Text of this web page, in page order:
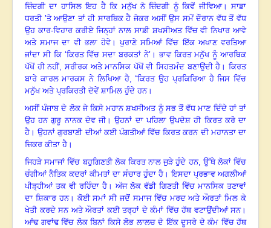
ਜ਼ਿੰਦਗੀ ਦਾ ਹਾਸਿਲ ਇਹ ਹੈ ਕਿ ਮਨੁੱਖ ਨੇ ਜ਼ਿੰਦਗੀ ਨੂੰ ਕਿਵੇਂ ਜੀਵਿਆ।ਸਾਡਾ
ਧਰਤੀ ’ਤੇ ਆਉਣਾ ਤਾਂ ਹੀ ਸਾਰਥਿਕ ਹੈ ਜੇਕਰ ਅਸੀਂ ਉਸ ਸਮੇਂ ਦੌਰਾਨ ਵੱਧ ਤੋਂ ਵੱਧ
ਉਹ ਕਾਰ-ਵਿਹਾਰ ਕਰੀਏ ਜਿਨ੍ਹਾਂ ਨਾਲ ਸਾਡੀ ਸ਼ਖਸੀਅਤ ਵਿੱਚ ਵੀ ਨਿਖਾਰ ਆਵੇ
ਅਤੇ ਸਮਾਜ ਦਾ ਵੀ ਭਲਾ ਹੋਵੇ।ਪੁਰਾਣੇ ਸਮਿਆਂ ਵਿੱਚ ਇੱਕ ਅਖਾਣ ਵਰਤਿਆ
ਜਾਂਦਾ ਸੀ ਕਿ ‘ਕਿਰਤ ਵਿੱਚ ਸਦਾ ਬਰਕਤਾਂ ਨੇ’। ਭਾਵ ਕਿਰਤ ਮਨੁੱਖ ਨੂੰ ਆਰਥਿਕ
ਪੱਖੋਂ ਹੀ ਨਹੀਂ, ਸਰੀਰਕ ਅਤੇ ਮਾਨਸਿਕ ਪੱਖੋਂ ਵੀ ਸਿਹਤਮੰਦ ਬਣਾਉਂਦੀ ਹੈ ।ਕਿਰਤ
ਬਾਰੇ ਕਾਰਲ ਮਾਰਕਸ ਨੇ ਲਿਖਿਆ ਹੈ, “ਕਿਰਤ ਉਹ ਪ੍ਰਕਿਰਿਆ ਹੈ ਜਿਸ ਵਿੱਚ
ਮਨੁੱਖ ਅਤੇ ਪ੍ਰਕਿਰਤੀ ਦੋਵੇਂ ਸ਼ਾਮਿਲ ਹੁੰਦੇ ਹਨ।
ਅਸੀਂ ਪੰਜਾਬ ਦੇ ਲੋਕ ਜੇ ਕਿਸੇ ਮਹਾਨ ਸ਼ਖਸੀਅਤ ਨੂੰ ਸਭ ਤੋਂ ਵੱਧ ਮਾਣ ਦਿੰਦੇ ਹਾਂ ਤਾਂ
ਉਹ ਹਨ ਗੁਰੂ ਨਾਨਕ ਦੇਵ ਜੀ।ਉਹਨਾਂ ਦਾ ਪਹਿਲਾ ਉਪਦੇਸ਼ ਹੀ ਕਿਰਤ ਕਰੋ ਦਾ
ਹੈ ।ਉਹਨਾਂ ਗੁਰਬਾਣੀ ਦੀਆਂ ਕਈ ਪੰਗਤੀਆਂ ਵਿੱਚ ਕਿਰਤ ਕਰਨ ਦੀ ਮਹਾਨਤਾ ਦਾ
ਜ਼ਿਕਰ ਕੀਤਾ ਹੈ ।
ਜਿਹੜੇ ਸਮਾਜਾਂ ਵਿੱਚ ਬਹੁਗਿਣਤੀ ਲੋਕ ਕਿਰਤ ਨਾਲ ਜੁੜੇ ਹੁੰਦੇ ਹਨ, ਉੱਥੇ ਲੋਕਾਂ ਵਿੱਚ
ਚੰਗੀਆਂ ਨੈਤਿਕ ਕਦਰਾਂ ਕੀਮਤਾਂ ਦਾ ਸੰਚਾਰ ਹੁੰਦਾ ਹੈ ।ਇਸਦਾ ਪ੍ਰਭਾਵ ਅਗਲੀਆਂ
ਪੀੜ੍ਹੀਆਂ ਤਕ ਵੀ ਰਹਿੰਦਾ ਹੈ । ਅੱਜ ਲੋਕ ਵੱਡੀ ਗਿਣਤੀ ਵਿੱਚ ਮਾਨਸਿਕ ਤਣਾਵਾਂ
ਦਾ ਸ਼ਿਕਾਰ ਹਨ। ਕੋਈ ਸਮਾਂ ਸੀ ਜਦੋਂ ਸਮਾਜ ਵਿੱਚ ਮਰਦ ਅਤੇ ਔਰਤਾਂ ਮਿਲ ਕੇ
ਖੇਤੀ ਕਰਦੇ ਸਨ ਅਤੇ ਔਰਤਾਂ ਕਈ ਤਰ੍ਹਾਂ ਦੇ ਕੰਮਾਂ ਵਿੱਚ ਹੱਥ ਵਟਾਉਂਦੀਆਂ ਸਨ।
ਆਂਢ ਗਵਾਂਢ ਵਿੱਚ ਲੋਕ ਬਿਨਾਂ ਕਿਸੇ ਲੋਭ ਲਾਲਚ ਦੇ ਇੱਕ ਦੂਸਰੇ ਦੇ ਕੰਮ ਵਿੱਚ ਹੱਥ